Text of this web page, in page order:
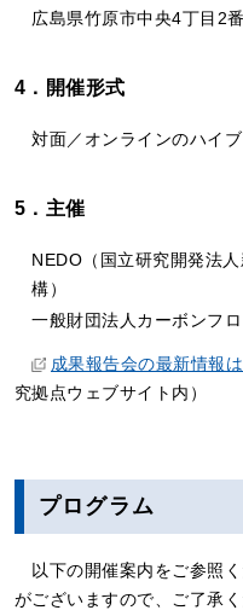
広島県竹原市中央4丁目2
4．開催形式
対面／オンラインのハイ
5．主催
NEDO（国立研究開発法
構）
一般財団法人カーボンフ
成果報告会の最新情報
究拠点ウェブサイト内）
プログラム
以下の開催案内をご参照
がございますので、ご了承く